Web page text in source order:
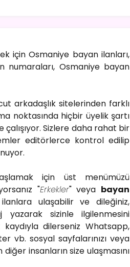
için Osmaniye bayan ilanları,
numaraları, Osmaniye bayan
arkadaşlık sitelerinden farklı
noktasında hiçbir üyelik şartı
Sizlere daha rahat bir
editörlerce kontrol edilip
için üst menümüzü
"Erkekler" veya bayan
ulaşabilir ve dileğiniz,
yazarak sizinle ilgilenmesini
dilerseniz Whatsapp,
vb. sosyal sayfalarınızı veya
insanların size ulaşmasını